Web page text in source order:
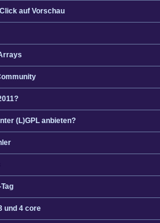
auf Vorschau
(L)GPL anbieten?
und 4 core